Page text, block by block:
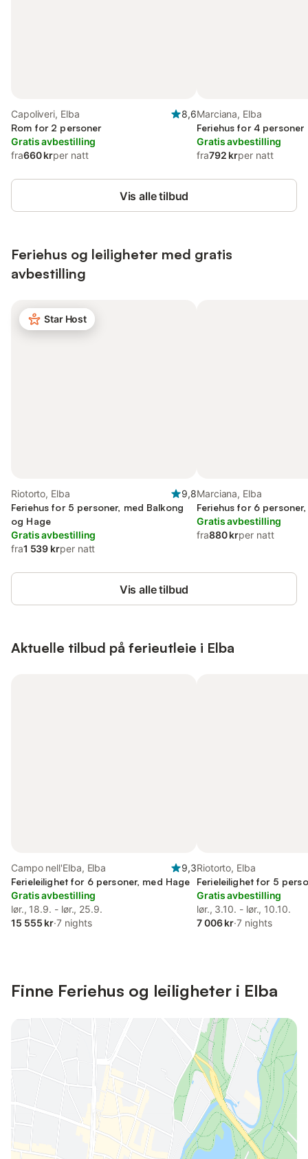
Capoliveri, Elba
8,6
Rom for 2 personer
Gratis avbestilling
fra660 krper natt
Marciana, Elba
Feriehus for 4 personer
Gratis avbestilling
fra792 krper natt
Vis alle tilbud
Feriehus og leiligheter med gratis
avbestilling
Star Host
Riotorto, Elba
9,8
Feriehus for 5 personer, med Balkong
og Hage
Gratis avbestilling
fra1 539 krper natt
Marciana, Elba
Feriehus for 6
Gratis avbestilling
fra880 krper natt
Vis alle tilbud
Aktuelle tilbud på ferieutleie i Elba
Campo nell'Elba, Elba
9,3
Ferieleilighet for 6 personer, med Hage
Gratis avbestilling
lør., 18.9. - lør., 25.9.
15 555 kr·7 nights
Riotorto, Elba
Ferieleilighet for 5
Gratis avbestilling
lør., 3.10. - lør., 10.10.
7 006 kr·7 nights
Finne Feriehus og leiligheter i Elba